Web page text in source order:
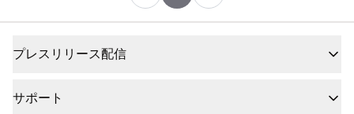
プレスリリース配信
サポート